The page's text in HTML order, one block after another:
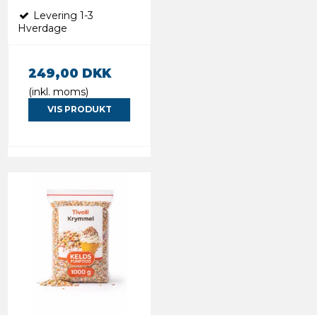
Levering 1-3
Hverdage
249,00 DKK
(inkl. moms)
VIS PRODUKT